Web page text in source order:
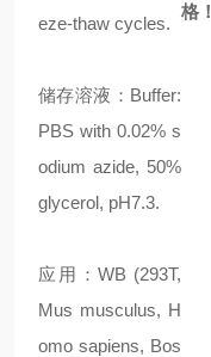
eze-thaw cycles.
储存溶液：Buffer:
PBS with 0.02% s
odium azide, 50%
glycerol, pH7.3.
应用：WB (293T,
Mus musculus, H
omo sapiens, Bos
格！